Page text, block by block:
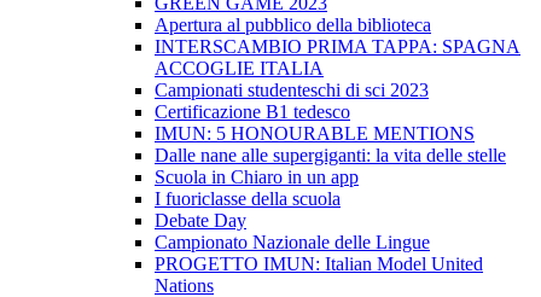
Apertura al pubblico della biblioteca
INTERSCAMBIO PRIMA TAPPA: SPAGNA
ACCOGLIE ITALIA
Campionati studenteschi di sci 2023
Certificazione B1 tedesco
IMUN: 5 HONOURABLE MENTIONS
Dalle nane alle supergiganti: la vita delle stelle
Scuola in Chiaro in un app
I fuoriclasse della scuola
Debate Day
Campionato Nazionale delle Lingue
PROGETTO IMUN: Italian Model United
Nations